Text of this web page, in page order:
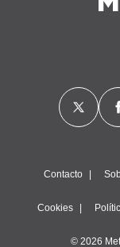
Contacto
Cookies
© 2026